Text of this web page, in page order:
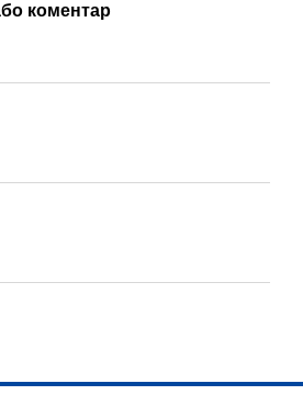
коментар